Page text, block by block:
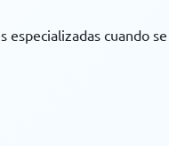
cuando se